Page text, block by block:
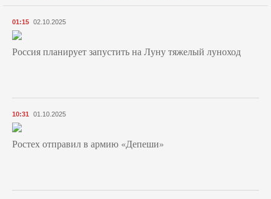
01:15 02.10.2025
Россия планирует запустить на Луну тяжелый луноход
10:31 01.10.2025
Ростех отправил в армию «Депеши»